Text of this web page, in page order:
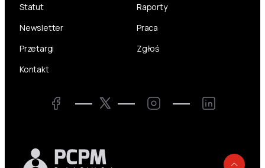
Statut
Raporty
Newsletter
Praca
Przetargi
Zgłoś
Kontakt
Facebook Twitter Instagram LinkedIn